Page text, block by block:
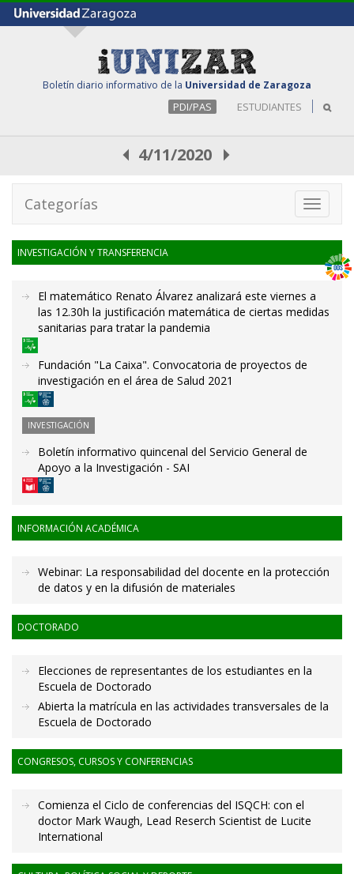
Boletín diario informativo de la Universidad de Zaragoza
PDI/PAS ESTUDIANTES
4/11/2020
Toggle
Categorías
INVESTIGACIÓN Y TRANSFERENCIA
El matemático Renato Álvarez analizará este viernes a
las 12.30h la justificación matemática de ciertas medidas
sanitarias para tratar la pandemia
Fundación "La Caixa". Convocatoria de proyectos de
investigación en el área de Salud 2021
INVESTIGACIÓN
Boletín informativo quincenal del Servicio General de
Apoyo a la Investigación - SAI
INFORMACIÓN ACADÉMICA
Webinar: La responsabilidad del docente en la protección
de datos y en la difusión de materiales
DOCTORADO
Elecciones de representantes de los estudiantes en la
Escuela de Doctorado
Abierta la matrícula en las actividades transversales de la
Escuela de Doctorado
CONGRESOS, CURSOS Y CONFERENCIAS
Comienza el Ciclo de conferencias del ISQCH: con el
doctor Mark Waugh, Lead Reserch Scientist de Lucite
International